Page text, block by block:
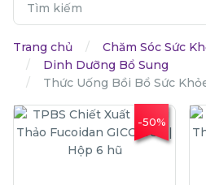
Trang chủ
Chăm Sóc Sức
Dinh Dưỡng Bổ Sung
Thức Uống Bồi Bổ Sức
-50%